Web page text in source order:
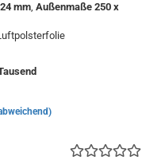
mm, Außenmaße 250 x